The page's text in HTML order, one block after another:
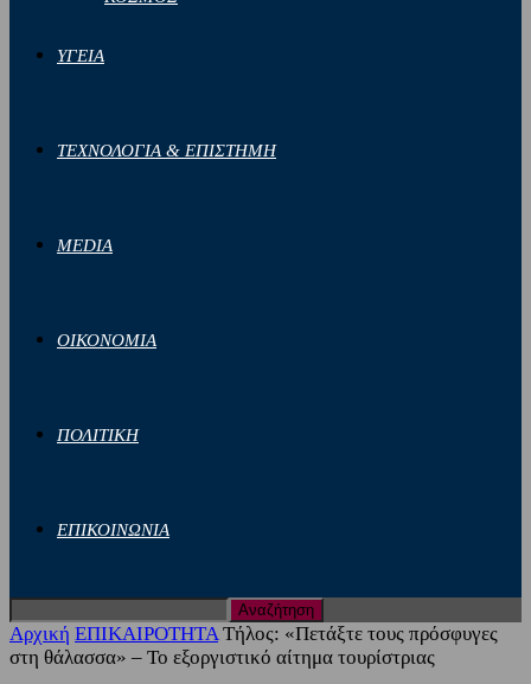
ΥΓΕΙΑ
ΤΕΧΝΟΛΟΓΙΑ & ΕΠΙΣΤΗΜΗ
MEDIA
ΟΙΚΟΝΟΜΙΑ
ΠΟΛΙΤΙΚΗ
ΕΠΙΚΟΙΝΩΝΙΑ
Αρχική ΕΠΙΚΑΙΡΟΤΗΤΑ Τήλος: «Πετάξτε τους πρόσφυγες
στη θάλασσα» – Το εξοργιστικό αίτημα τουρίστριας